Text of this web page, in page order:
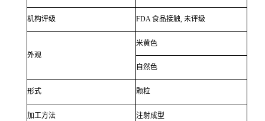
机构评级 FDA 食品接触, 未评级
外观
米黄色
自然色
形式 颗粒
加工方法 注射成型